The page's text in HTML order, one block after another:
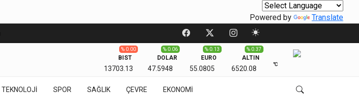
Powered by Translate
BIST
13703.13
% 0.00
DOLAR
47.5948
% 0.06
EURO
55.0805
% 0.13
ALTIN
6520.08
% 0.37
℃
TEKNOLOJİ SPOR SAĞLIK ÇEVRE EKONOMİ